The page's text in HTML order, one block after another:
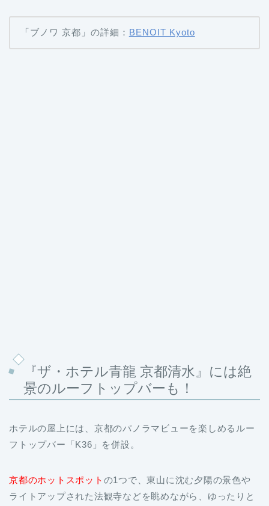
「ブノワ 京都」の詳細： BENOIT Kyoto
『ザ・ホテル青龍 京都清水』には絶
景のルーフトップバーも！
ホテルの屋上には、京都のパノラマビューを楽しめるルー
フトップバー「K36」を併設。
京都のホットスポット の1つで、東山に沈む夕陽の景色や
ライトアップされた法観寺などを眺めながら、ゆったりと